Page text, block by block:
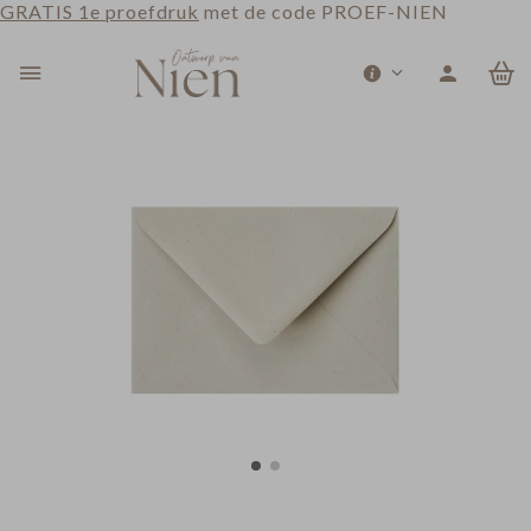
GRATIS 1e proefdruk met de code PROEF-NIEN